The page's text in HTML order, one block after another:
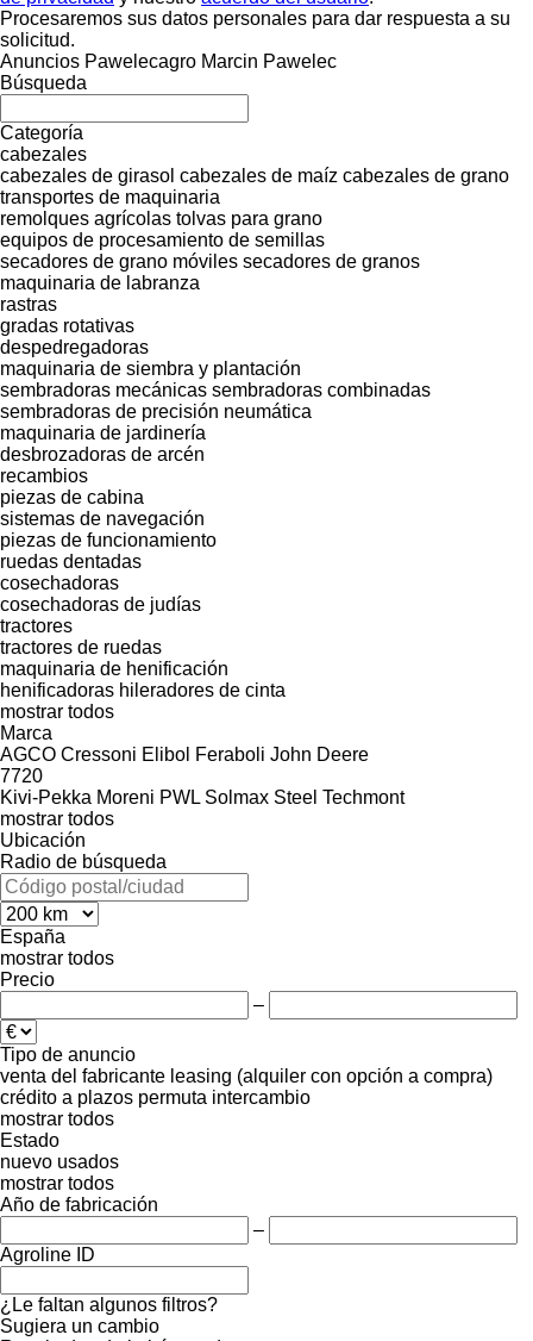
Procesaremos sus datos personales para dar respuesta a su
solicitud.
Anuncios Pawelecagro Marcin Pawelec
Búsqueda
Categoría
cabezales
cabezales de girasol cabezales de maíz cabezales de grano
transportes de maquinaria
remolques agrícolas tolvas para grano
equipos de procesamiento de semillas
secadores de grano móviles secadores de granos
maquinaria de labranza
rastras
gradas rotativas
despedregadoras
maquinaria de siembra y plantación
sembradoras mecánicas sembradoras combinadas
sembradoras de precisión neumática
maquinaria de jardinería
desbrozadoras de arcén
recambios
piezas de cabina
sistemas de navegación
piezas de funcionamiento
ruedas dentadas
cosechadoras
cosechadoras de judías
tractores
tractores de ruedas
maquinaria de henificación
henificadoras hileradores de cinta
mostrar todos
Marca
AGCO Cressoni Elibol Feraboli John Deere
7720
Kivi-Pekka Moreni PWL Solmax Steel Techmont
mostrar todos
Ubicación
Radio de búsqueda
España
mostrar todos
Precio
–
Tipo de anuncio
venta del fabricante leasing (alquiler con opción a compra)
crédito a plazos permuta intercambio
mostrar todos
Estado
nuevo usados
mostrar todos
Año de fabricación
–
Agroline ID
¿Le faltan algunos filtros?
Sugiera un cambio